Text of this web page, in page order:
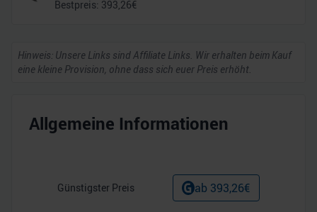
Bestpreis: 393,26€
Hinweis: Unsere Links sind Affiliate Links. Wir erhalten beim Kauf
eine kleine Provision, ohne dass sich euer Preis erhöht.
Allgemeine Informationen
Günstigster Preis ab 393,26€